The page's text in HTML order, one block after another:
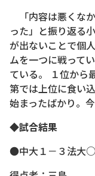
「内容は悪くな
った」と振り返る
が出ないことで個
ムを一つに戦って
ている。 １位から
第では上位に食い
始まったばかり。
◆試合結果
●中大１－３法大